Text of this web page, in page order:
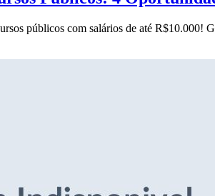
públicos com salários de até R$10.000!